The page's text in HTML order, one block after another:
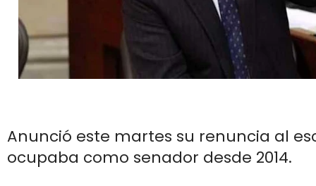
Anunció este martes su renuncia al
ocupaba como senador desde 2014.